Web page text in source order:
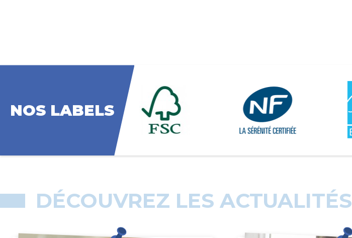
NOS LABELS
DÉCOUVREZ LES ACTUALITÉS